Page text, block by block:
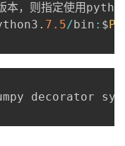
本，则指定使用
. 7.5/bin : $
decorator